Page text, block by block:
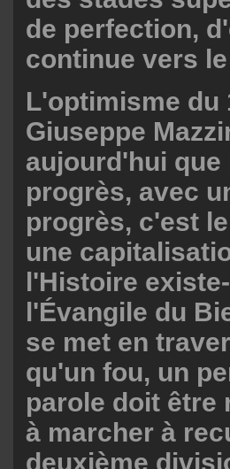
de perfection,
continue vers
L'optimisme du
Giuseppe
aujourd'hui que
progrès, avec
progrès, c'est
une
l'Histoire
l'Évangile du
se met en
qu'un fou, un
parole doit être
à marcher à
deuxième